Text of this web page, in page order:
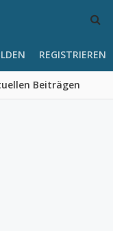
Beiträgen
REGISTRIEREN